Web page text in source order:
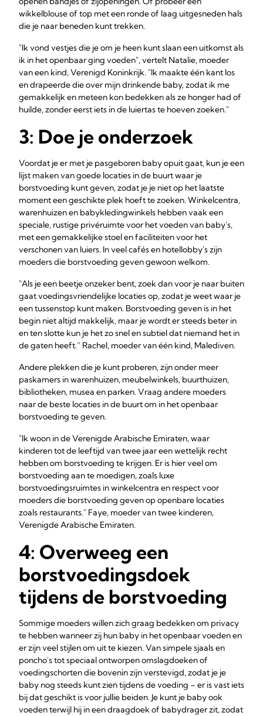
wikkelblouse of top met een ronde of laag uitgesneden hals
die je naar beneden kunt trekken.
"Ik vond vestjes die je om je heen kunt slaan een uitkomst als
ik in het openbaar ging voeden", vertelt Natalie, moeder
van een kind, Verenigd Koninkrijk. "Ik maakte één kant los
en drapeerde die over mijn drinkende baby, zodat ik me
gemakkelijk en meteen kon bedekken als ze honger had of
huilde, zonder eerst iets in de luiertas te hoeven zoeken."
3: Doe je onderzoek
Voordat je er met je pasgeboren baby opuit gaat, kun je een
lijst maken van goede locaties in de buurt waar je
borstvoeding kunt geven, zodat je je niet op het laatste
moment een geschikte plek hoeft te zoeken. Winkelcentra,
warenhuizen en babykledingwinkels hebben vaak een
speciale, rustige privéruimte voor het voeden van baby's,
met een gemakkelijke stoel en faciliteiten voor het
verschonen van luiers. In veel cafés en hotellobby's zijn
moeders die borstvoeding geven gewoon welkom.
"Als je een beetje onzeker bent, zoek dan voor je naar buiten
gaat voedingsvriendelijke locaties op, zodat je weet waar je
een tussenstop kunt maken. Borstvoeding geven is in het
begin niet altijd makkelijk, maar je wordt er steeds beter in
en ten slotte kun je het zo snel en subtiel dat niemand het in
de gaten heeft.” Rachel, moeder van één kind, Malediven.
Andere plekken die je kunt proberen, zijn onder meer
paskamers in warenhuizen, meubelwinkels, buurthuizen,
bibliotheken, musea en parken. Vraag andere moeders
naar de beste locaties in de buurt om in het openbaar
borstvoeding te geven.
"Ik woon in de Verenigde Arabische Emiraten, waar
kinderen tot de leeftijd van twee jaar een wettelijk recht
hebben om borstvoeding te krijgen. Er is hier veel om
borstvoeding aan te moedigen, zoals luxe
borstvoedingsruimtes in winkelcentra en respect voor
moeders die borstvoeding geven op openbare locaties
zoals restaurants." Faye, moeder van twee kinderen,
Verenigde Arabische Emiraten.
4: Overweeg een
borstvoedingsdoek
tijdens de borstvoeding
Sommige moeders willen zich graag bedekken om privacy
te hebben wanneer zij hun baby in het openbaar voeden en
er zijn veel stijlen om uit te kiezen. Van simpele sjaals en
poncho's tot speciaal ontworpen omslagdoeken of
voedingschorten die bovenin zijn verstevigd, zodat je je
baby nog steeds kunt zien tijdens de voeding – er is vast iets
bij dat geschikt is voor jullie beiden. Je kunt je baby ook
voeden terwijl hij in een draagdoek of babydrager zit, zodat